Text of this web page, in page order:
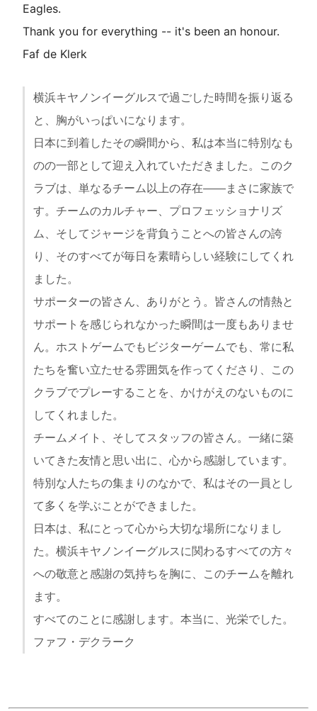
Eagles.
Thank you for everything -- it's been an honour.
Faf de Klerk
横浜キヤノンイーグルスで過ごした時間を振り返る
と、胸がいっぱいになります。
日本に到着したその瞬間から、私は本当に特別なも
のの一部として迎え入れていただきました。このク
ラブは、単なるチーム以上の存在――まさに家族で
す。チームのカルチャー、プロフェッショナリズ
ム、そしてジャージを背負うことへの皆さんの誇
り、そのすべてが毎日を素晴らしい経験にしてくれ
ました。
サポーターの皆さん、ありがとう。皆さんの情熱と
サポートを感じられなかった瞬間は一度もありませ
ん。ホストゲームでもビジターゲームでも、常に私
たちを奮い立たせる雰囲気を作ってくださり、この
クラブでプレーすることを、かけがえのないものに
してくれました。
チームメイト、そしてスタッフの皆さん。一緒に築
いてきた友情と思い出に、心から感謝しています。
特別な人たちの集まりのなかで、私はその一員とし
て多くを学ぶことができました。
日本は、私にとって心から大切な場所になりまし
た。横浜キヤノンイーグルスに関わるすべての方々
への敬意と感謝の気持ちを胸に、このチームを離れ
ます。
すべてのことに感謝します。本当に、光栄でした。
ファフ・デクラーク